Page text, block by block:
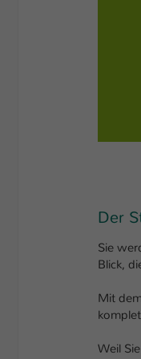
Der
Sie
Blick,
Mit
Weil